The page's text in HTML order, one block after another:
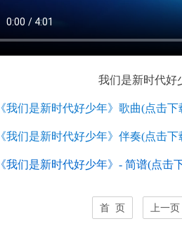
我们是新时代好
《我们是新时代好少年》歌曲(点击下
《我们是新时代好少年》伴奏(点击下
《我们是新时代好少年》- 简谱(点击
首 页 上一页